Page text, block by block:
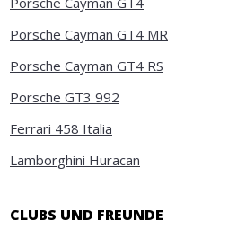
Porsche Cayman GT4 MR
Porsche Cayman GT4 RS
Porsche GT3 992
Ferrari 458 Italia
Lamborghini Huracan
CLUBS UND FREUNDE